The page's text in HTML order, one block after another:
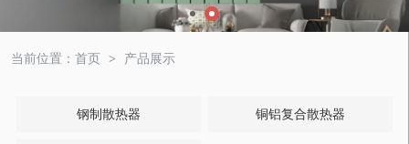
当前位置： 首页 > 产品展示
钢制散热器 铜铝复合散热器